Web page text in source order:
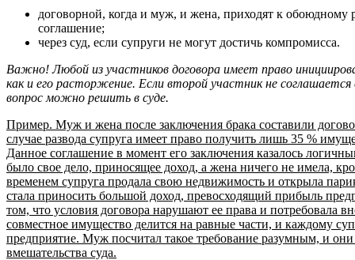
договорной, когда и муж, и жена, приходят к обоюдному
соглашение;
через суд, если супруги не могут достичь компромисса.
Важно! Любой из участников договора имеет право
как и его расторжение. Если второй участник не
вопрос можно решить в суде.
Пример. Муж и жена после заключения брака составили
случае развода супруга имеет право получить лишь 35 %
Данное соглашение в момент его заключения казалось
было свое дело, приносящее доход, а жена ничего не имела,
временем супруга продала свою недвижимость и открыла
стала приносить большой доход, превосходящий прибыль
том, что условия договора нарушают ее права и потребовала
совместное имущество делится на равные части, и каждому
предприятие. Муж посчитал такое требование разумным, и они
вмешательства суда.